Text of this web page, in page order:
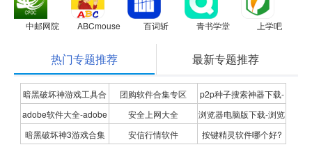
中邮网院 ABCmouse 百词斩 青书学堂 上学吧
热门专题推荐 最新专题推荐
暗黑破坏神游戏工具合
集
团购软件合集专区
p2p种子搜索神器下载-
P2P种子搜索神器专题
adobe软件大全-adobe
全系列软件下载-adobe
安全上网大全
浏览器电脑版下载-浏览
器下载合集
暗黑破坏神3游戏合集 安信行情软件
按键精灵软件哪个好?